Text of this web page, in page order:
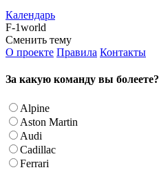
Календарь
F-1world
Сменить тему
О проекте Правила Контакты
За какую команду вы болеете?
Alpine
Aston Martin
Audi
Cadillac
Ferrari